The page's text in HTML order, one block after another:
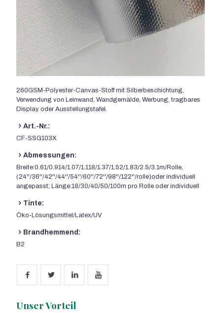
260GSM-Polyester-Canvas-Stoff mit Silberbeschichtung,
Verwendung von Leinwand, Wandgemälde, Werbung, tragbares
Display oder Ausstellungstafel.
Art.-Nr.:
CF-SSG103X
Abmessungen:
Breite:0.61/0.914/1.07/1.118/1.37/1.52/1.83/2.5/3.1m/Rolle,
(24''/36''/42''/44''/54''/60''/72''/98''/122''/rolle)oder individuell
angepasst; Länge:18/30/40/50/100m pro Rolle oder individuell
Tinte:
Öko-Lösungsmittel/Latex/UV
Brandhemmend:
B2
Unser Vorteil